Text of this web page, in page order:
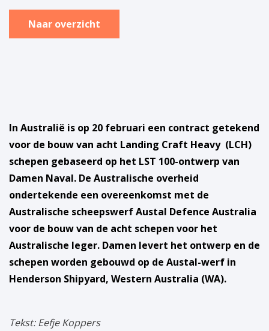
Naar overzicht
In Australië is op 20 februari een contract getekend
voor de bouw van acht Landing Craft Heavy (LCH)
schepen gebaseerd op het LST 100-ontwerp van
Damen Naval. De Australische overheid
ondertekende een overeenkomst met de
Australische scheepswerf Austal Defence Australia
voor de bouw van de acht schepen voor het
Australische leger. Damen levert het ontwerp en de
schepen worden gebouwd op de Austal-werf in
Henderson Shipyard, Western Australia (WA).
Tekst: Eefje Koppers